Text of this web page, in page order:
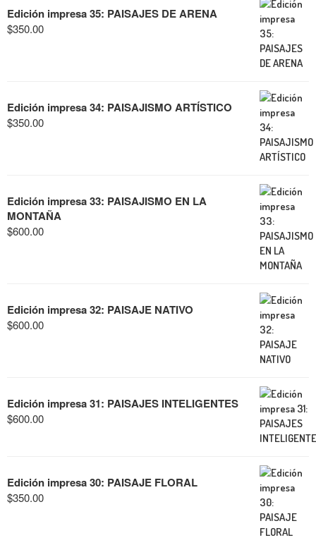
Edición impresa 35: PAISAJES DE ARENA
$350.00
Edición impresa 34: PAISAJISMO ARTÍSTICO
$350.00
Edición impresa 33: PAISAJISMO EN LA
MONTAÑA
$600.00
Edición impresa 32: PAISAJE NATIVO
$600.00
Edición impresa 31: PAISAJES INTELIGENTES
$600.00
Edición impresa 30: PAISAJE FLORAL
$350.00